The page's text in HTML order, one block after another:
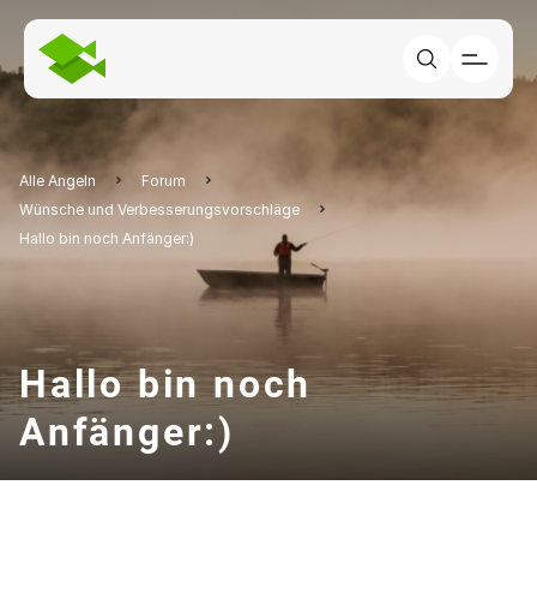
Alle Angeln
Forum
Wünsche und Verbesserungsvorschläge
Hallo bin noch Anfänger:)
Hallo bin noch
Anfänger:)